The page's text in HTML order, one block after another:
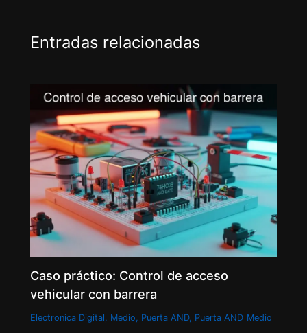
Entradas relacionadas
Caso práctico: Control de acceso
vehicular con barrera
Electronica Digital, Medio, Puerta AND, Puerta AND_Medio